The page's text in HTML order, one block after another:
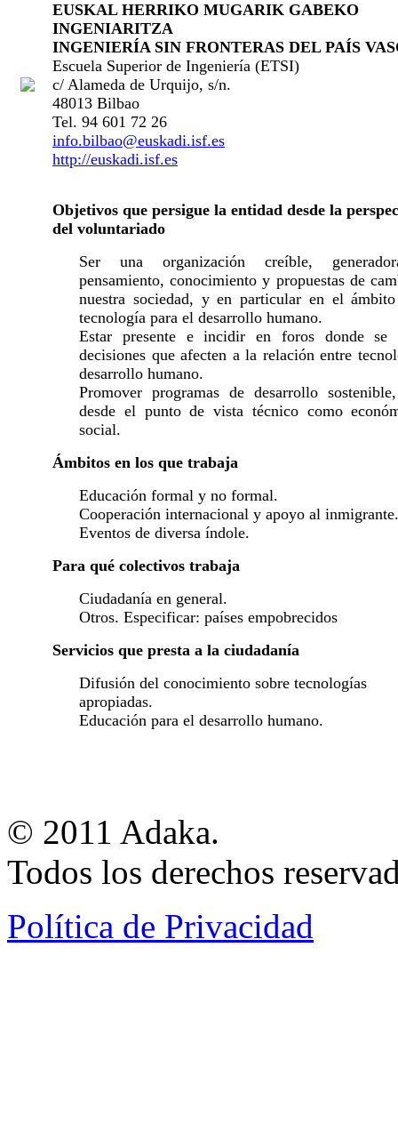
EUSKAL HERRIKO MUGARIK GABEKO
INGENIARITZA
INGENIERÍA SIN FRONTERAS DEL PAÍS
Escuela Superior de Ingeniería (ETSI)
c/ Alameda de Urquijo, s/n.
48013 Bilbao
Tel. 94 601 72 26
info.bilbao@euskadi.isf.es
http://euskadi.isf.es
Objetivos que persigue la entidad desde la
del voluntariado
Ser una organización creíble,
pensamiento, conocimiento y propuestas de
nuestra sociedad, y en particular en el
tecnología para el desarrollo humano.
Estar presente e incidir en foros donde se
decisiones que afecten a la relación entre
desarrollo humano.
Promover programas de desarrollo
desde el punto de vista técnico como
social.
Ámbitos en los que trabaja
Educación formal y no formal.
Cooperación internacional y apoyo al inmigrante.
Eventos de diversa índole.
Para qué colectivos trabaja
Ciudadanía en general.
Otros. Especificar: países empobrecidos
Servicios que presta a la ciudadanía
Difusión del conocimiento sobre tecnologías
apropiadas.
Educación para el desarrollo humano.
© 2011 Adaka.
Todos los derechos
Política de Privacidad